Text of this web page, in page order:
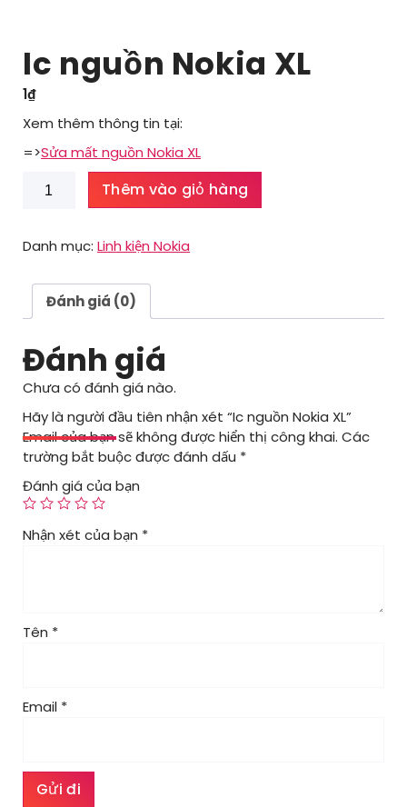
Ic nguồn Nokia XL
1₫
Xem thêm thông tin tại:
=>Sửa mất nguồn Nokia XL
nguồn
XL
lượng
Thêm vào giỏ hàng
Danh mục: Linh kiện Nokia
Đánh giá (0)
Đánh giá
Chưa có đánh giá nào.
Hãy là người đầu tiên nhận xét “Ic nguồn Nokia XL”
Email của bạn sẽ không được hiển thị công khai. Các
trường bắt buộc được đánh dấu *
Đánh giá của bạn
Nhận xét của bạn *
Tên *
Email *